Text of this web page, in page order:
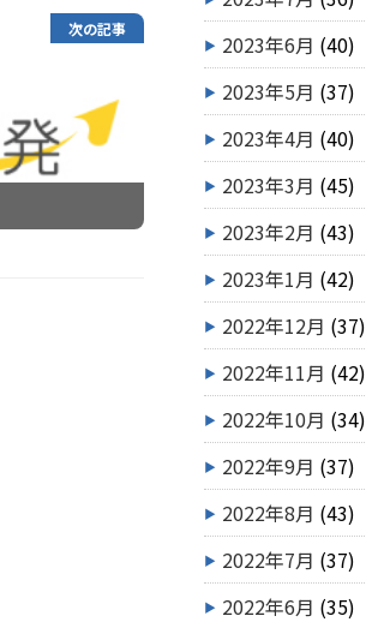
次の記事
2023年6月 (40)
2023年5月 (37)
2023年4月 (40)
2023年3月 (45)
2023年2月 (43)
2023年1月 (42)
2022年12月 (37)
2022年11月 (42)
2022年10月 (34)
2022年9月 (37)
2022年8月 (43)
2022年7月 (37)
2022年6月 (35)